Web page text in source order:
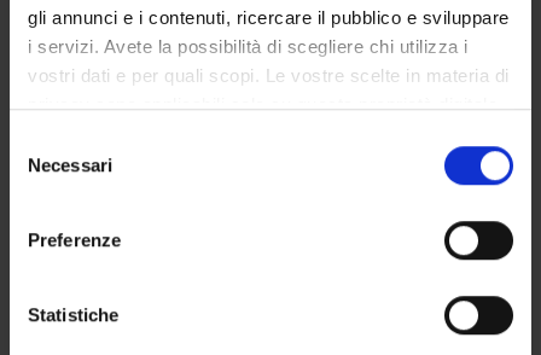
gli annunci e i contenuti, ricercare il pubblico e sviluppare
i servizi. Avete la possibilità di scegliere chi utilizza i
vostri dati e per quali scopi. Le vostre scelte in materia di
privacy sono applicabili solo su questa proprietà digitale
modificare o revocare il proprio consenso in qualsiasi
momento dalla Dichiarazione sui cookie o facendo clic
raccogliere informazioni sulla tua posizione
geografica, con un'approssimazione di qualche
delNecessari
Preferenze
Statistiche
GOVERNANCE
COMMITTEES
STUDENT ADMINISTRATION OFFICES
DEPARTMENT FACILITIES